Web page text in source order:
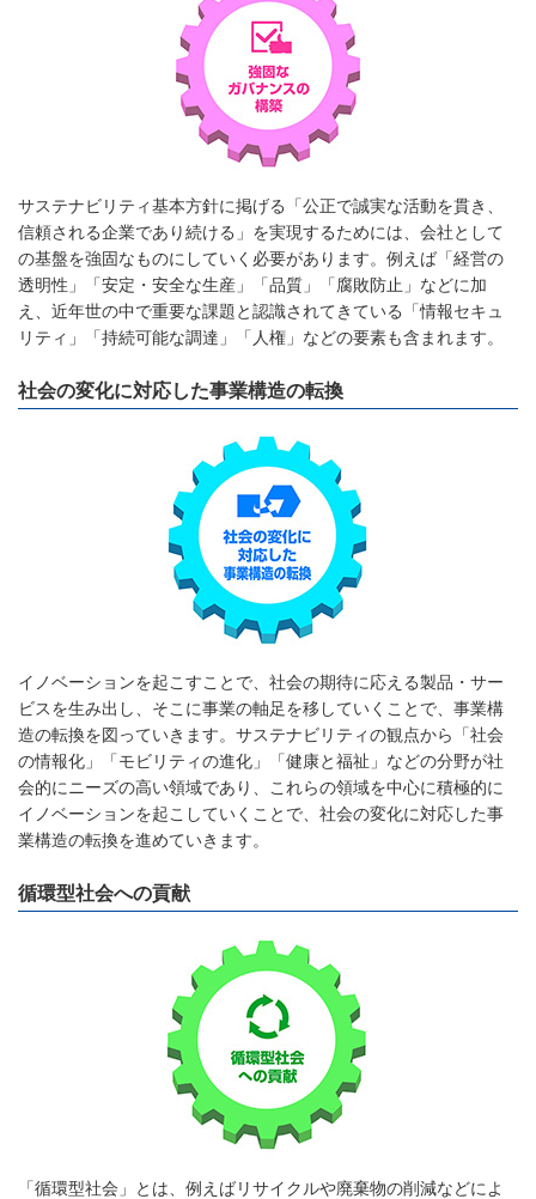
サステナビリティ基本方針に掲げる「公正で誠実な活動を貫き、
信頼される企業であり続ける」を実現するためには、会社として
の基盤を強固なものにしていく必要があります。例えば「経営の
透明性」「安定・安全な生産」「品質」「腐敗防止」などに加
え、近年世の中で重要な課題と認識されてきている「情報セキュ
リティ」「持続可能な調達」「人権」などの要素も含まれます。
社会の変化に対応した事業構造の転換
イノベーションを起こすことで、社会の期待に応える製品・サー
ビスを生み出し、そこに事業の軸足を移していくことで、事業構
造の転換を図っていきます。サステナビリティの観点から「社会
の情報化」「モビリティの進化」「健康と福祉」などの分野が社
会的にニーズの高い領域であり、これらの領域を中心に積極的に
イノベーションを起こしていくことで、社会の変化に対応した事
業構造の転換を進めていきます。
循環型社会への貢献
「循環型社会」とは、例えばリサイクルや廃棄物の削減などによ